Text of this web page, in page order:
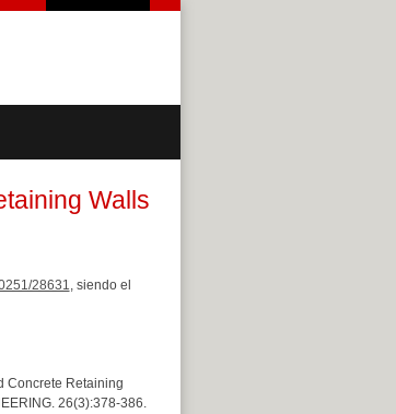
Walls
28631, siendo el
Concrete Retaining
26(3):378-386.